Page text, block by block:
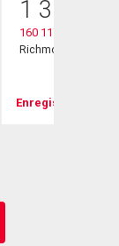
1 300
160 11760
Richmond, BC
Enregistrer